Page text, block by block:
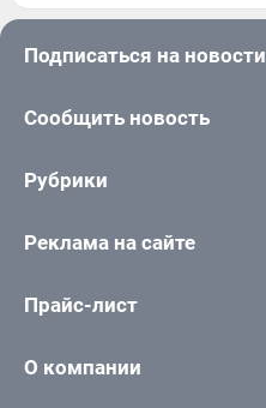
Подписаться на новости
Сообщить новость
Рубрики
Реклама на сайте
Прайс-лист
О компании